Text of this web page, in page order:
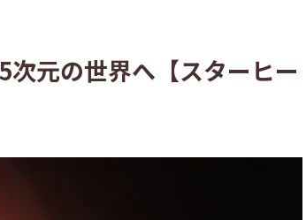
次元の世界へ【スターヒー